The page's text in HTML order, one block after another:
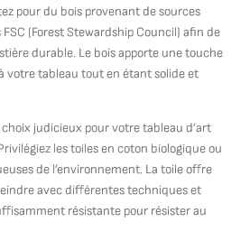
pour du bois provenant de sources
(Forest Stewardship Council) afin de
durable. Le bois apporte une touche
votre tableau tout en étant solide et
judicieux pour votre tableau d’art
les toiles en coton biologique ou
de l’environnement. La toile offre
avec différentes techniques et
résistante pour résister au